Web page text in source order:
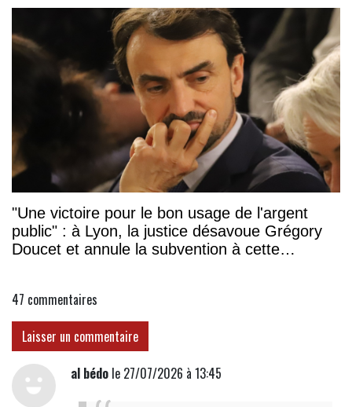
"Une victoire pour le bon usage de l'argent
public" : à Lyon, la justice désavoue Grégory
Doucet et annule la subvention à cette
47 commentaires
Laisser un commentaire
al bédole 27/07/2026 à 13:45